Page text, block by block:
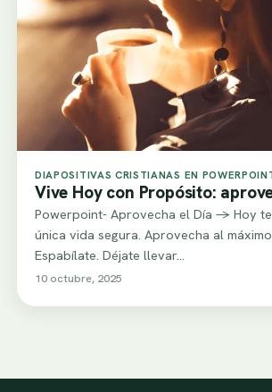
DIAPOSITIVAS CRISTIANAS EN
Vive Hoy con Propósito:
Powerpoint- Aprovecha el Día -> Hoy
única vida segura. Aprovecha al
Espabílate. Déjate llevar…
10 octubre, 2025